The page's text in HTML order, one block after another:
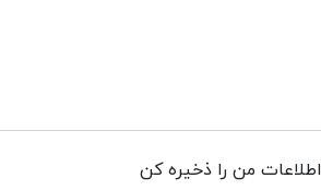
اطلاعات من را ذخیره کن